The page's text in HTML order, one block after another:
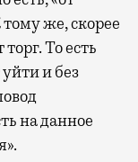
же, скорее
То есть
и без
на данное